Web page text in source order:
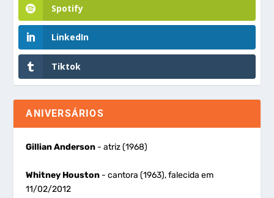
Spotify
LinkedIn
Tiktok
ANIVERSÁRIOS
Gillian Anderson - atriz (1968)
Whitney Houston - cantora (1963), falecida em
11/02/2012